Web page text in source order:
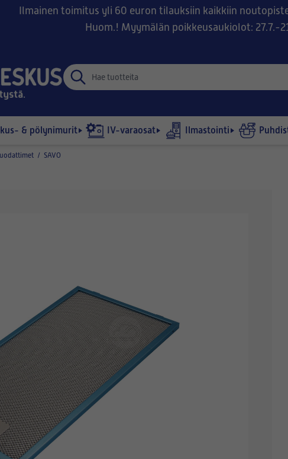
Ilmainen toimitus yli 60 euron tilauksiin kaikkiin
Huom.! Myymälän poikkeusaukiolot: 27.7.-
& pölynimurit IV-varaosat Ilmastointi
/ SAVO